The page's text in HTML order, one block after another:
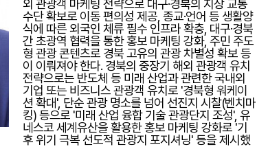
외 관광객 마케팅 전략으로 대구·경북의 지상 교통
수단 확보로 이동 편의성 제공, 종교·언어 등 생활양
식에 따른 외국인 체류 필수 인프라 확충, 대구·경북
간 초광역 협력을 통한 홍보 마케팅 강화, 주민 주도
형 관광 콘텐츠로 경북 고유의 관광 차별성 확보 등
이 이뤄져야 한다. 경북의 중장기 해외 관광객 유치
전략으로는 반도체 등 미래 산업과 관련한 국내외
기업 또는 비즈니스 관광객 유치로 '경북형 워케이
션 확대', 단순 관광 명소를 넘어 선진지 시찰(벤치마
킹) 등으로 '미래 산업 융합 기술 관광단지 조성', 유
네스코 세계유산을 활용한 홍보 마케팅 강화로 '기
후 위기 극복 선도적 관광지 포지셔닝' 등을 제시했